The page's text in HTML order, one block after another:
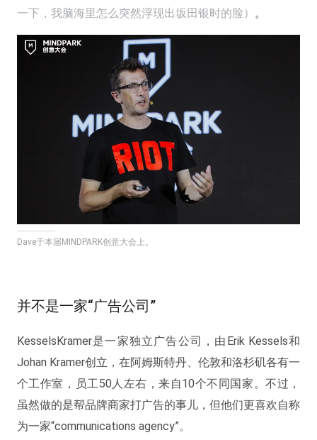
一下，我脑海里怎么突然浮现出坂田银时的脸） 。
Dave于本届MINDPARK创意大会上。
并不是一家“广告公司”
KesselsKramer是一家独立广告公司，由Erik Kessels和
Johan Kramer创立，在阿姆斯特丹、伦敦和洛杉矶各有一
个工作室，员工50人左右，来自10个不同国家。不过，
虽然做的是帮品牌商家打广告的事儿，但他们更喜欢自称
为一家“communications agency”。